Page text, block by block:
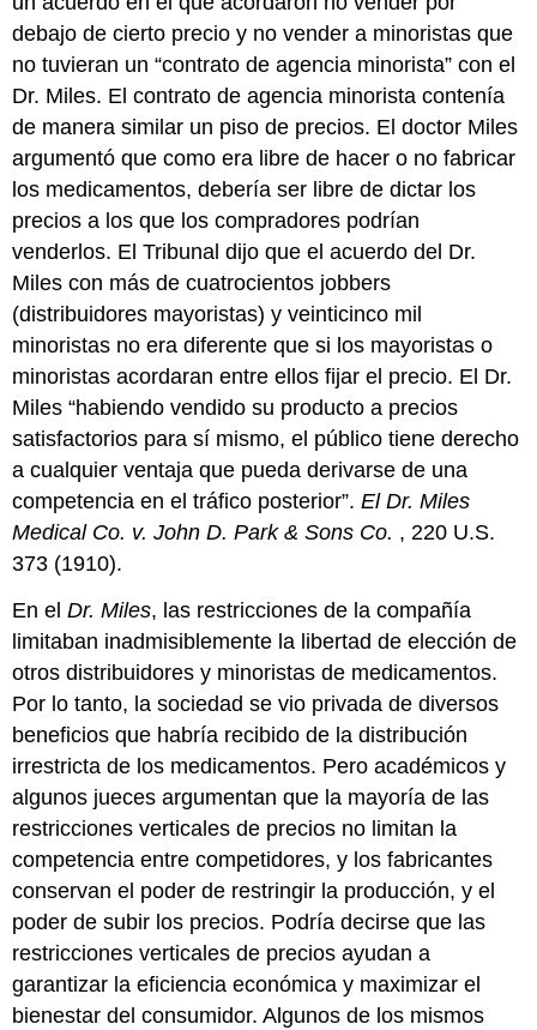
debajo de cierto precio y no vender a minoristas que
no tuvieran un “contrato de agencia minorista” con el
Dr. Miles. El contrato de agencia minorista contenía
de manera similar un piso de precios. El doctor Miles
argumentó que como era libre de hacer o no fabricar
los medicamentos, debería ser libre de dictar los
precios a los que los compradores podrían
venderlos. El Tribunal dijo que el acuerdo del Dr.
Miles con más de cuatrocientos jobbers
(distribuidores mayoristas) y veinticinco mil
minoristas no era diferente que si los mayoristas o
minoristas acordaran entre ellos fijar el precio. El Dr.
Miles “habiendo vendido su producto a precios
satisfactorios para sí mismo, el público tiene derecho
a cualquier ventaja que pueda derivarse de una
competencia en el tráfico posterior”.El Dr. Miles
Medical Co. v. John D. Park & Sons Co. , 220 U.S.
373 (1910).
En elDr. Miles, las restricciones de la compañía
limitaban inadmisiblemente la libertad de elección de
otros distribuidores y minoristas de medicamentos.
Por lo tanto, la sociedad se vio privada de diversos
beneficios que habría recibido de la distribución
irrestricta de los medicamentos. Pero académicos y
algunos jueces argumentan que la mayoría de las
restricciones verticales de precios no limitan la
competencia entre competidores, y los fabricantes
conservan el poder de restringir la producción, y el
poder de subir los precios. Podría decirse que las
restricciones verticales de precios ayudan a
garantizar la eficiencia económica y maximizar el
bienestar del consumidor. Algunos de los mismos